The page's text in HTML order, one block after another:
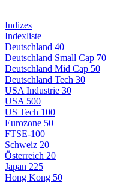
Indizes
Indexliste
Deutschland 40
Deutschland Small Cap 70
Deutschland Mid Cap 50
Deutschland Tech 30
USA Industrie 30
USA 500
US Tech 100
Eurozone 50
FTSE-100
Schweiz 20
Österreich 20
Japan 225
Hong Kong 50